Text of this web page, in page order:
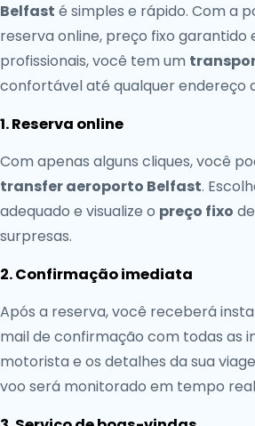
Belfast é simples e rápido. Com a
reserva online, preço fixo garantido
profissionais, você tem um
confortável até qualquer endereço
1. Reserva online
Com apenas alguns cliques, você
transfer aeroporto Belfast.
adequado e visualize o preço fixo
surpresas.
2. Confirmação imediata
Após a reserva, você receberá
mail de confirmação com todas as
motorista e os detalhes da sua
voo será monitorado em tempo